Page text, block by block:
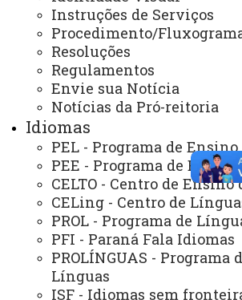
Instruções de Serviços
Procedimento/
Resoluções
Regulamentos
Envie sua Notícia
Notícias da Pró-reitoria
Idiomas
PEL - Programa de
PEE - Programa de
CELTO - Centro de Ensino
CELing - Centro de
PROL - Programa de
PFI - Paraná Fala Idiomas
PROLÍNGUAS - Programa
Línguas
ISF - Idiomas sem
Pesquisa/Pós Graduação
Recursos Humanos
Planejamento
ASSESSORIAS
Assistência Estudantil
Auditoria Interna
Avaliação Institucional
Convênios e Captação de Recursos
Corregedoria da Unioeste